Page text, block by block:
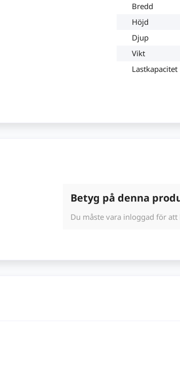
Bredd
Höjd
Djup
Vikt
Lastkapacitet
Betyg på denna
Du måste vara inloggad för